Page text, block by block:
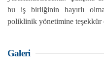
bu iş birliğinin hayırlı
poliklinik yönetimine teşekkür
Galeri